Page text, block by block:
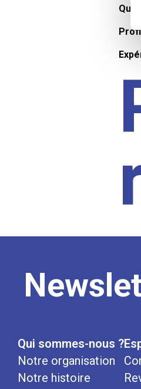
Qui sommes-nous ?
Notre organisation
Notre histoire